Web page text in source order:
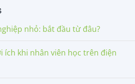
nhỏ: bắt đầu từ đâu?
ích khi nhân viên học trên điện